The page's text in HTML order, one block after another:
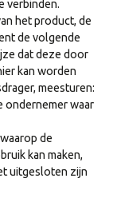
verbinden.
het product, de
de volgende
dat deze door
kan worden
meesturen:
ondernemer waar
de
kan maken,
uitgesloten zijn